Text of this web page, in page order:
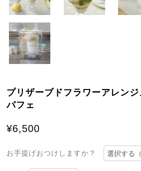
プリザーブドフラワーアレン
パフェ
¥6,500
お手提げおつけしますか？